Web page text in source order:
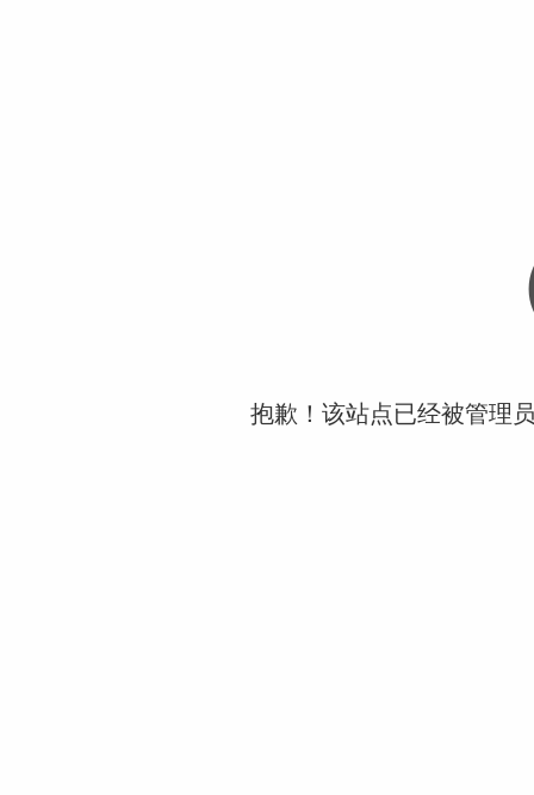
抱歉！该站点已经被管理